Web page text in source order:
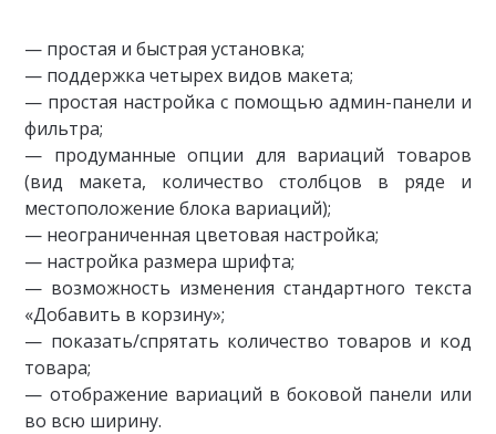
— простая и быстрая установка;
— поддержка четырех видов макета;
— простая настройка с помощью админ-панели и
фильтра;
— продуманные опции для вариаций товаров
(вид макета, количество столбцов в ряде и
местоположение блока вариаций);
— неограниченная цветовая настройка;
— настройка размера шрифта;
— возможность изменения стандартного текста
«Добавить в корзину»;
— показать/спрятать количество товаров и код
товара;
— отображение вариаций в боковой панели или
во всю ширину.